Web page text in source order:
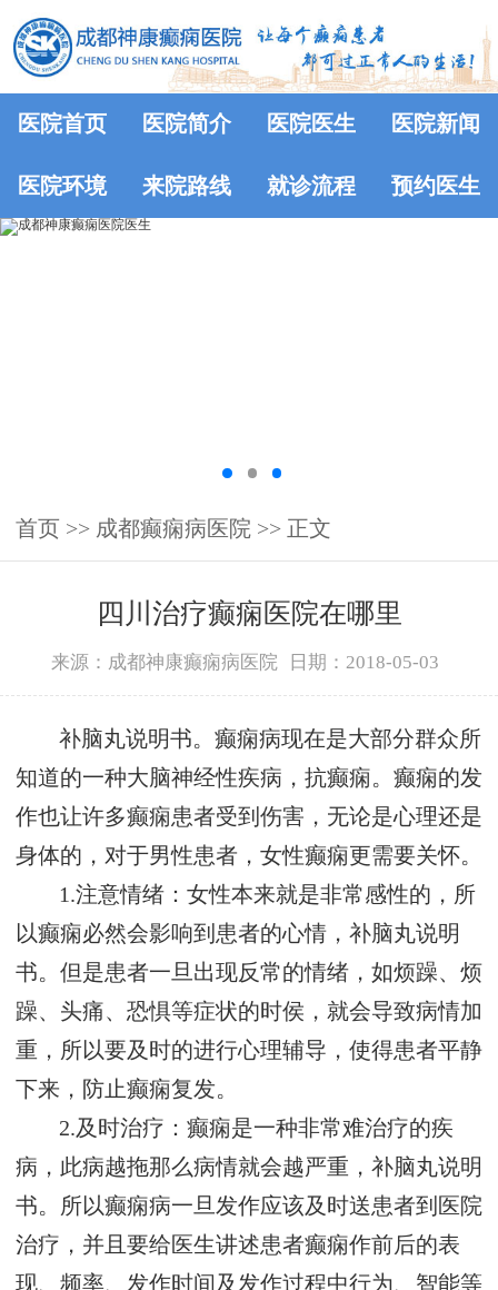
医院首页 医院简介 医院医生 医院新闻
医院环境 来院路线 就诊流程 预约医生
首页 >> 成都癫痫病医院 >> 正文
四川治疗癫痫医院在哪里
来源：成都神康癫痫病医院 日期：2018-05-03
补脑丸说明书。癫痫病现在是大部分群众所
知道的一种大脑神经性疾病，抗癫痫。癫痫的发
作也让许多癫痫患者受到伤害，无论是心理还是
身体的，对于男性患者，女性癫痫更需要关怀。
1.注意情绪：女性本来就是非常感性的，所
以癫痫必然会影响到患者的心情，补脑丸说明
书。但是患者一旦出现反常的情绪，如烦躁、烦
躁、头痛、恐惧等症状的时侯，就会导致病情加
重，所以要及时的进行心理辅导，使得患者平静
下来，防止癫痫复发。
2.及时治疗：癫痫是一种非常难治疗的疾
病，此病越拖那么病情就会越严重，补脑丸说明
书。所以癫痫病一旦发作应该及时送患者到医院
治疗，并且要给医生讲述患者癫痫作前后的表
现、频率、发作时间及发作过程中行为、智能等